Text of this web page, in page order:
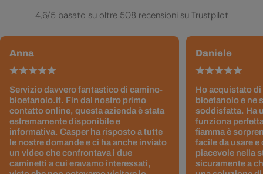
4,6/5 basato su oltre 508 recensioni su Trustpilot
Anna
Servizio davvero fantastico di camino-
bioetanolo.it. Fin dal nostro primo
contatto online, questa azienda è stata
estremamente disponibile e
informativa. Casper ha risposto a tutte
le nostre domande e ci ha anche inviato
un video che confrontava i due
caminetti a cui eravamo interessati,
Daniele
Ho acquistato di
bioetanolo e ne
soddisfatta. Ha
funziona
fiamma è
facile da usare e
piacevole nella
sicuramente a